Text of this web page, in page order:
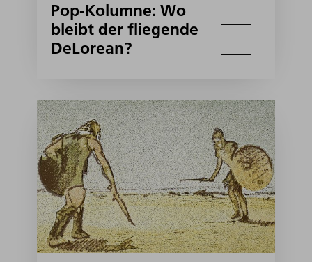
Pop-Kolumne: Wo
bleibt der fliegende
DeLorean?